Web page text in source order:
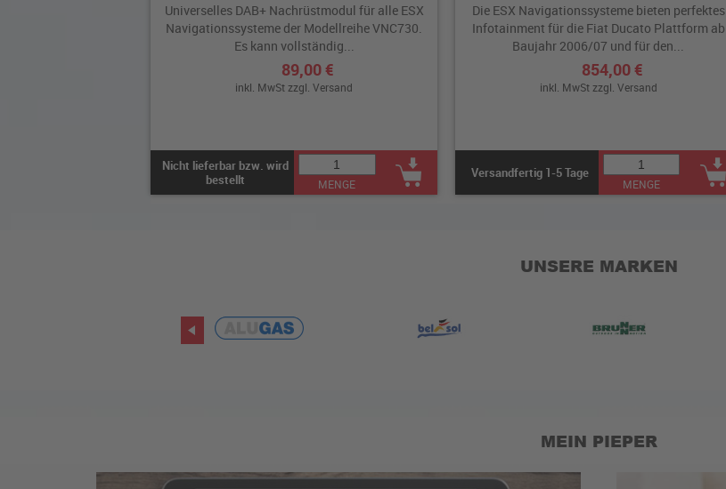
Universelles DAB+ Nachrüstmodul für alle ESX
Navigationssysteme der Modellreihe VNC730.
Es kann vollständig...
89,00 €
inkl. MwSt zzgl.Versand
Nicht lieferbar bzw. wird
bestellt
MENGE
Die ESX Navigationssysteme bieten perfektes
Infotainment für die Fiat Ducato Plattform ab
Baujahr 2006/07 und für den...
854,00 €
inkl. MwSt zzgl. Versand
Versandfertig 1-5 Tage
MENGE
UNSERE MARKEN
MEIN PIEPER